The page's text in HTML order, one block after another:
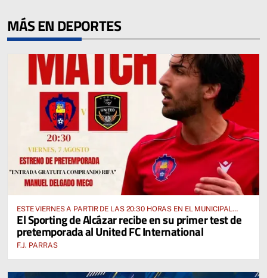
MÁS EN DEPORTES
ESTE VIERNES A PARTIR DE LAS 20:30 HORAS EN EL MUNICIPAL
“MANUEL DELGADO MECO”
El Sporting de Alcázar recibe en su primer test de
pretemporada al United FC International
F.J. PARRAS